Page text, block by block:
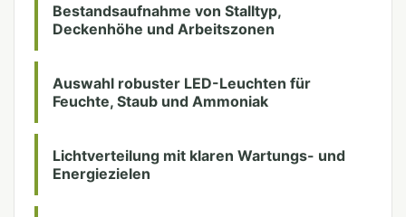
Bestandsaufnahme von Stalltyp,
Deckenhöhe und Arbeitszonen
Auswahl robuster LED-Leuchten für
Feuchte, Staub und Ammoniak
Lichtverteilung mit klaren Wartungs- und
Energiezielen